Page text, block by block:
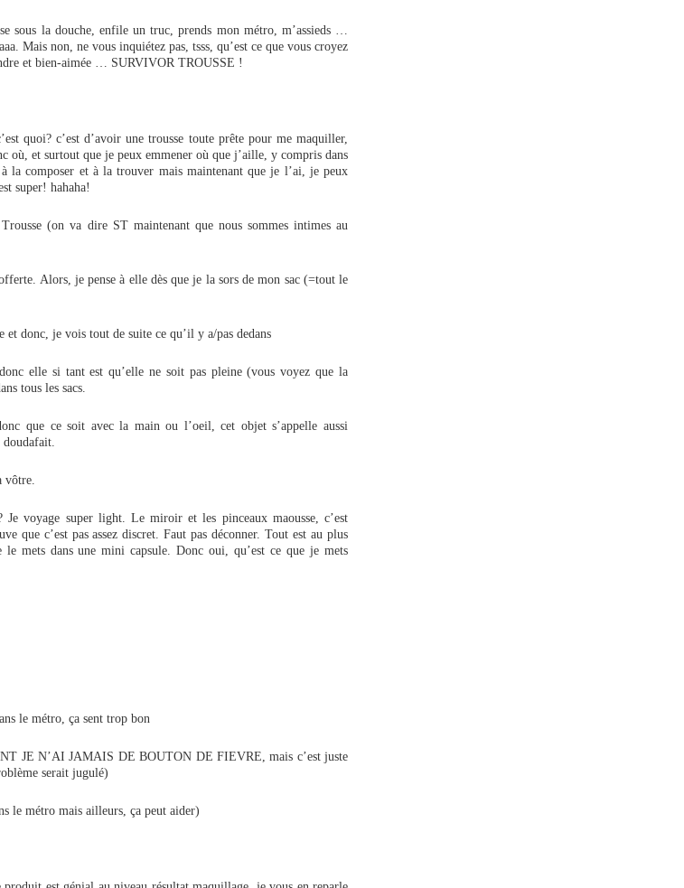
sous la douche, enfile un truc, prends mon métro, m’assieds …
Mais non, ne vous inquiétez pas, tsss, qu’est ce que vous croyez
et bien-aimée … SURVIVOR TROUSSE !
quoi? c’est d’avoir une trousse toute prête pour me maquiller,
où, et surtout que je peux emmener où que j’aille, y compris dans
la composer et à la trouver mais maintenant que je l’ai, je peux
super! hahaha!
(on va dire ST maintenant que nous sommes intimes au
Alors, je pense à elle dès que je la sors de mon sac (=tout le
et donc, je vois tout de suite ce qu’il y a/pas dedans
elle si tant est qu’elle ne soit pas pleine (vous voyez que la
tous les sacs.
que ce soit avec la main ou l’oeil, cet objet s’appelle aussi
vôtre.
Je voyage super light. Le miroir et les pinceaux maousse, c’est
que c’est pas assez discret. Faut pas déconner. Tout est au plus
mets dans une mini capsule. Donc oui, qu’est ce que je mets
le métro, ça sent trop bon
JE N’AI JAMAIS DE BOUTON DE FIEVRE, mais c’est juste
serait jugulé)
le métro mais ailleurs, ça peut aider)